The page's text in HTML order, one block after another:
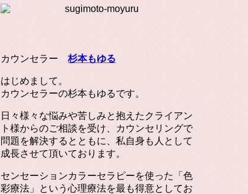
カウンセラー 杉本もゆる
はじめまして。
カウンセラーの杉本もゆるです。
日々様々な悩みや苦しみと抱えたクライアン
ト様からのご相談を受け、カウンセリングで
問題を解決するとともに、私自身も人として
成長させて頂いております。
センセーションカラーセラピーを使った「色
彩療法」という心理療法を最も得意としてお